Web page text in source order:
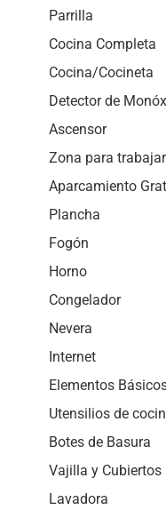
Parrilla
Cocina Completa
Cocina/Cocineta
Detector de
Ascensor
Zona para
Aparcamiento
Plancha
Fogón
Horno
Congelador
Nevera
Internet
Elementos
Utensilios de
Botes de Basura
Vajilla y Cubiertos
Lavadora